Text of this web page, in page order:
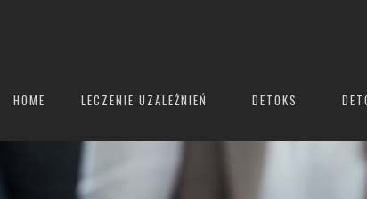
HOME LECZENIE UZALEŻNIEŃ DETOKS